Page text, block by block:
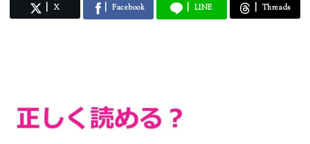
X Facebook LINE Threads